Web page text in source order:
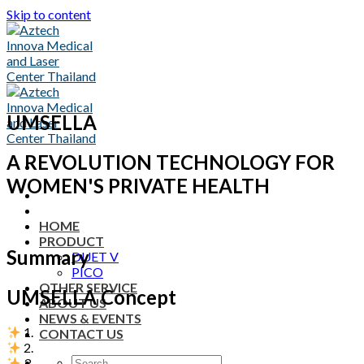
Skip to content
HOME
PRODUCT
DUET V
PICO
OTHER SERVICE
ABOUT US
NEWS & EVENTS
CONTACT US
UMSELLA
A REVOLUTION TECHNOLOGY FOR
WOMEN'S PRIVATE HEALTH
Summary
UMSELLA Concept
1.
2.